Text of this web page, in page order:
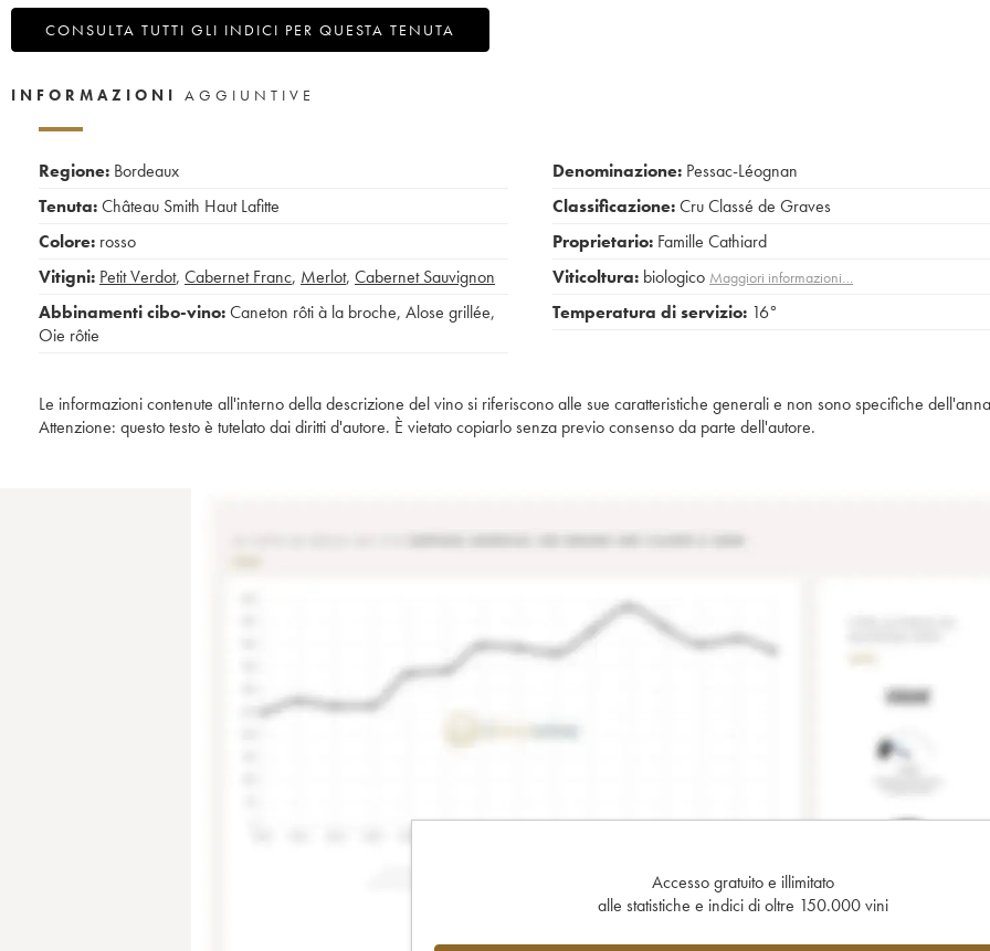
CONSULTA TUTTI GLI INDICI PER QUESTA TENUTA
INFORMAZIONI AGGIUNTIVE
Regione: Bordeaux
Tenuta:Château Smith Haut Lafitte
Colore: rosso
Vitigni: Petit Verdot, Cabernet Franc, Merlot, Cabernet Sauvignon
Abbinamenti cibo-vino:Caneton rôti à la broche, Alose grillée,
Oie rôtie
Denominazione: Pessac-Léognan
Classificazione:Cru Classé de Graves
Proprietario: Famille Cathiard
Viticoltura: biologico Maggiori informazioni…
Temperatura di servizio: 16°
Le informazioni contenute all'interno della descrizione del vino si riferiscono alle sue caratteristiche generali e non sono specifiche
Attenzione: questo testo è tutelato dai diritti d'autore. È vietato copiarlo senza previo consenso da parte dell'autore.
Accesso gratuito e illimitato
alle statistiche e indici di oltre 150.000 vini